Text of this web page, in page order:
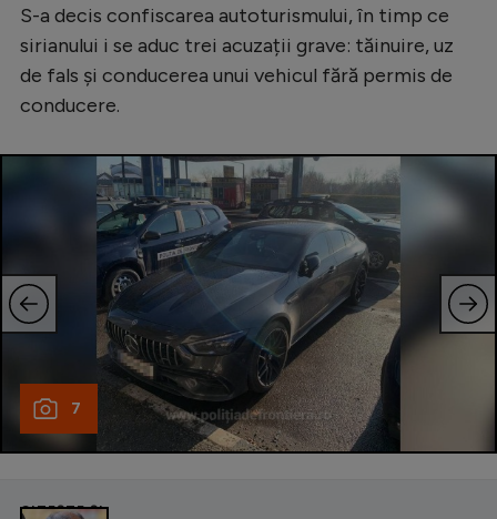
S-a decis confiscarea autoturismului, în timp ce
sirianului i se aduc trei acuzații grave: tăinuire, uz
de fals și conducerea unui vehicul fără permis de
conducere.
7
CITEȘTE ȘI